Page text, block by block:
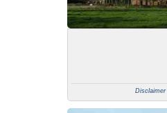
Disclaimer